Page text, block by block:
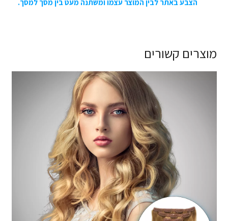
הצבע באתר לבין המוצר עצמו ומשתנה מעט בין מסך למסך.
מוצרים קשורים